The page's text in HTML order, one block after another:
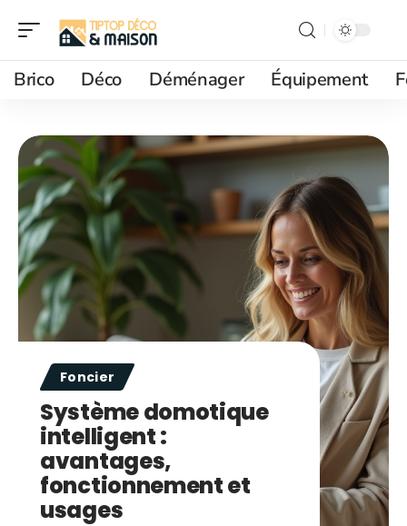
Brico Déco Déménager Équipement
Foncier
Système domotique
intelligent :
avantages,
fonctionnement et
usages